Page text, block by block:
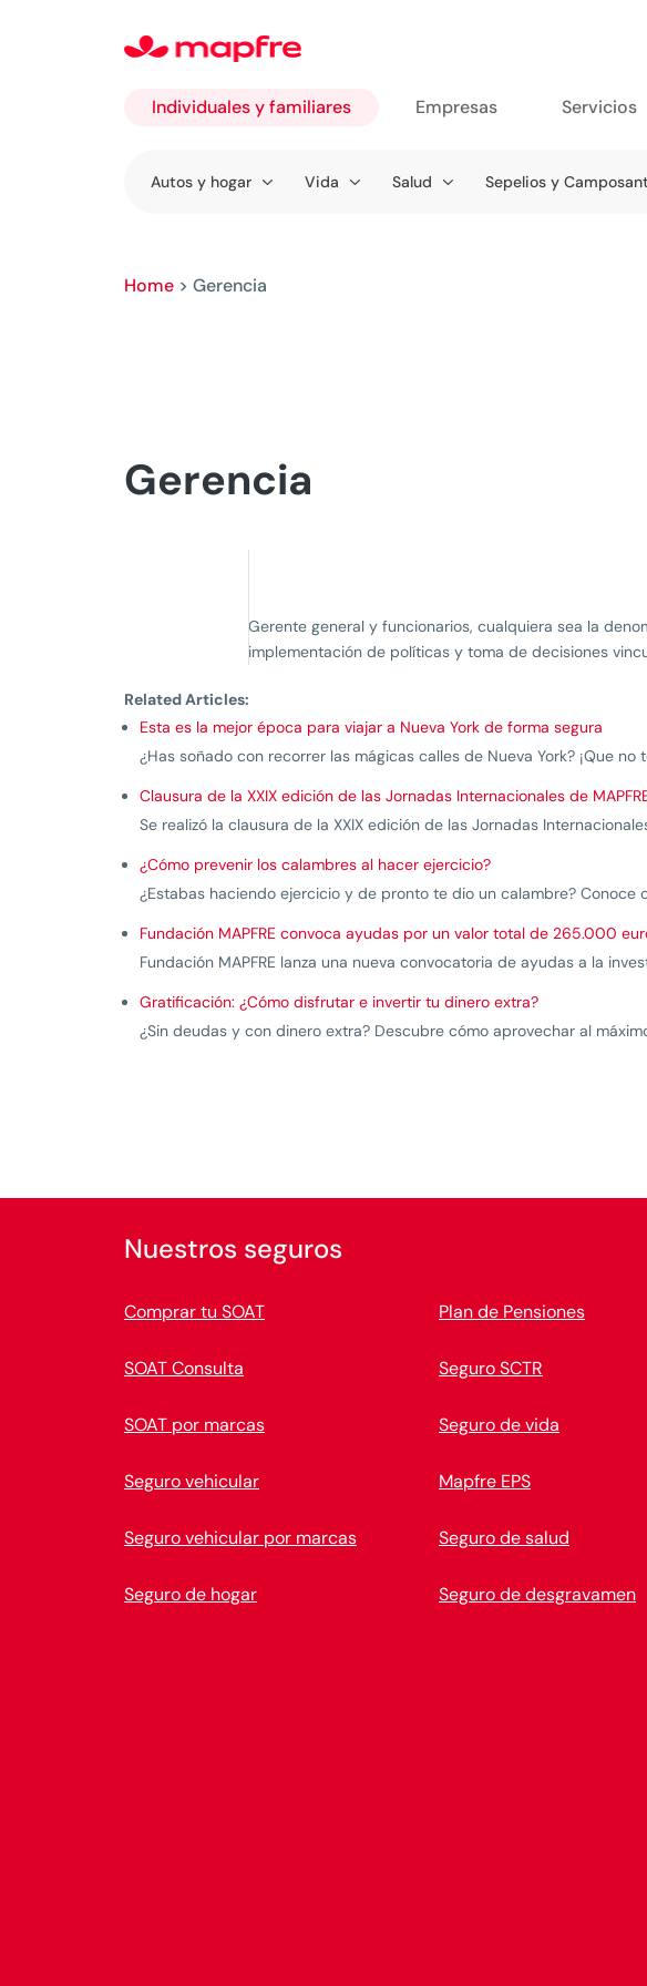
Individuales y familiares
Ir a
Autos y hogar Vida Salud Sepelios y
Empresas Servicios
Home > Gerencia
Gerencia
Gerente general y funcionarios, cualquiera sea la
implementación de políticas y toma de decisiones
Related Articles:
Esta es la mejor época para viajar a Nueva York de forma segura
¿Has soñado con recorrer las mágicas calles de Nueva York? ¡Que
Clausura de la XXIX edición de las Jornadas Internacionales de
Se realizó la clausura de la XXIX edición de las Jornadas
¿Cómo prevenir los calambres al hacer ejercicio?
¿Estabas haciendo ejercicio y de pronto te dio un calambre? Conoce
Fundación MAPFRE convoca ayudas por un valor total de 265.000
Fundación MAPFRE lanza una nueva convocatoria de ayudas a la
Gratificación: ¿Cómo disfrutar e invertir tu dinero extra?
¿Sin deudas y con dinero extra? Descubre cómo aprovechar al
Nuestros seguros
Comprar tu SOAT
SOAT Consulta
SOAT por marcas
Seguro vehicular
Seguro vehicular por marcas
Seguro de hogar
Plan de Pensiones
Seguro SCTR
Seguro de vida
Mapfre EPS
Seguro de salud
Seguro de desgravamen